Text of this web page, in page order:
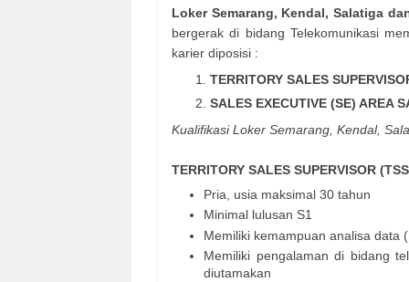
Loker Semarang, Kendal, Salatiga
bergerak di bidang Telekomunikasi
karier diposisi :
TERRITORY SALES
SALES EXECUTIVE (SE) AREA
Kualifikasi Loker Semarang, Kendal,
TERRITORY SALES SUPERVISOR
Pria, usia maksimal 30 tahun
Minimal lulusan S1
Memiliki kemampuan analisa data
Memiliki pengalaman di bidang
diutamakan